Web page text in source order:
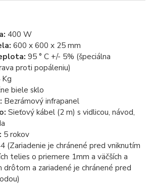
400 W
600 x 600 x 25 mm
95 ° C +/- 5% (špeciálna
proti popáleniu)
Kg
biele sklo
Bezrámový infrapanel
Sieťový kábel (2 m) s vidlicou, návod,
5 rokov
(Zariadenie je chránené pred vniknutím
telies o priemere 1mm a väčších a
a zariadené je chránené pred